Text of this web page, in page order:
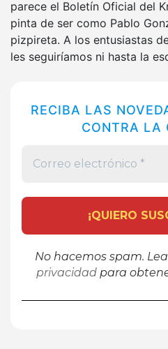
parece el Boletín Oficial del
pinta de ser como Pablo
pizpireta. A los entusiastas
les seguiríamos ni hasta la
RECIBA LAS
CONTRA LA
No hacemos spam.
privacidad para